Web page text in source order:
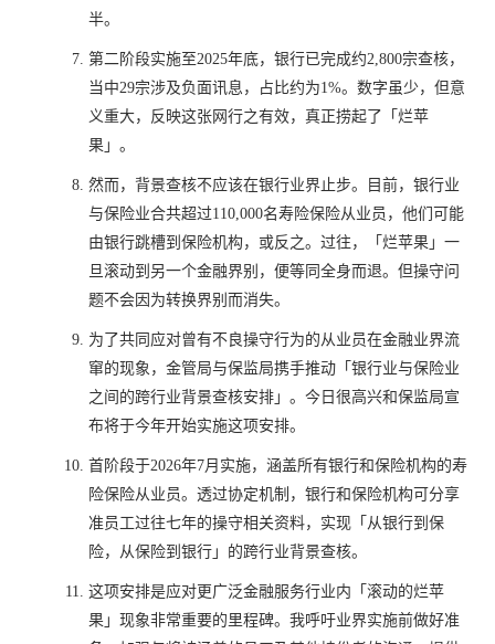
半。
第二阶段实施至2025年底，银行已完成约2,800宗查核，
当中29宗涉及负面讯息，占比约为1%。数字虽少，但意
义重大，反映这张网行之有效，真正捞起了「烂苹
果」。
然而，背景查核不应该在银行业界止步。目前，银行业
与保险业合共超过110,000名寿险保险从业员，他们可能
由银行跳槽到保险机构，或反之。过往，「烂苹果」一
旦滚动到另一个金融界别，便等同全身而退。但操守问
题不会因为转换界别而消失。
为了共同应对曾有不良操守行为的从业员在金融业界流
窜的现象，金管局与保监局携手推动「银行业与保险业
之间的跨行业背景查核安排」。今日很高兴和保监局宣
布将于今年开始实施这项安排。
首阶段于2026年7月实施，涵盖所有银行和保险机构的寿
险保险从业员。透过协定机制，银行和保险机构可分享
准员工过往七年的操守相关资料，实现「从银行到保
险，从保险到银行」的跨行业背景查核。
这项安排是应对更广泛金融服务行业内「滚动的烂苹
果」现象非常重要的里程碑。我呼吁业界实施前做好准